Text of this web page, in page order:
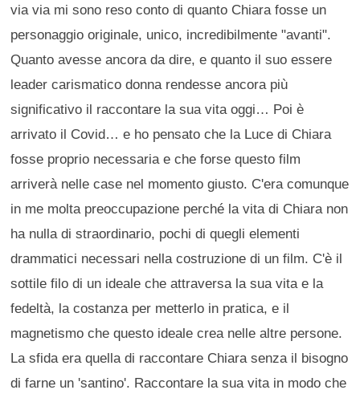
via via mi sono reso conto di quanto Chiara fosse un
personaggio originale, unico, incredibilmente "avanti".
Quanto avesse ancora da dire, e quanto il suo essere
leader carismatico donna rendesse ancora più
significativo il raccontare la sua vita oggi… Poi è
arrivato il Covid… e ho pensato che la Luce di Chiara
fosse proprio necessaria e che forse questo film
arriverà nelle case nel momento giusto. C'era comunque
in me molta preoccupazione perché la vita di Chiara non
ha nulla di straordinario, pochi di quegli elementi
drammatici necessari nella costruzione di un film. C'è il
sottile filo di un ideale che attraversa la sua vita e la
fedeltà, la costanza per metterlo in pratica, e il
magnetismo che questo ideale crea nelle altre persone.
La sfida era quella di raccontare Chiara senza il bisogno
di farne un 'santino'. Raccontare la sua vita in modo che